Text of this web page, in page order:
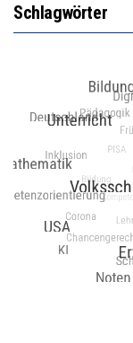
Schlagwörter